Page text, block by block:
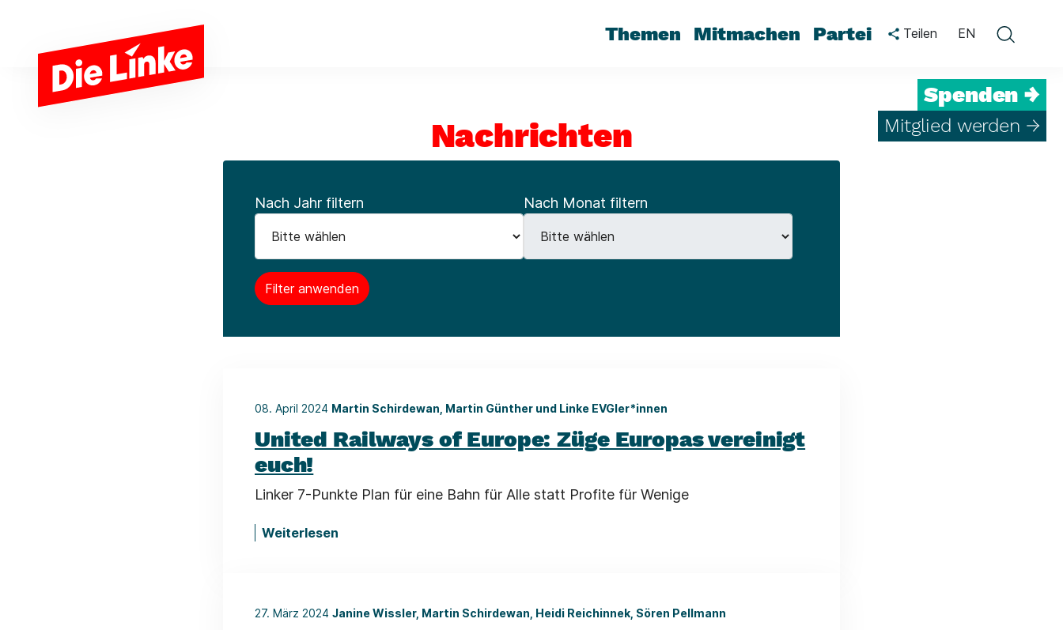
Themen Mitmachen Partei Teilen EN
Spenden →
Mitglied werden →
Nachrichten
Nach Jahr filtern Nach Monat filtern
08. April 2024 Martin Schirdewan, Martin Günther und Linke EVGler*innen
United Railways of Europe: Züge Europas vereinigt
euch!
Linker 7-Punkte Plan für eine Bahn für Alle statt Profite für Wenige
Weiterlesen
27. März 2024 Janine Wissler, Martin Schirdewan, Heidi Reichinnek, Sören Pellmann